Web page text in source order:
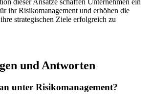
dieser Ansätze ‌schaffen Unternehmen ein
ihr Risikomanagement und‍ erhöhen die
strategischen Ziele⁢ erfolgreich ⁢zu
und Antworten
unter ​Risikomanagement?